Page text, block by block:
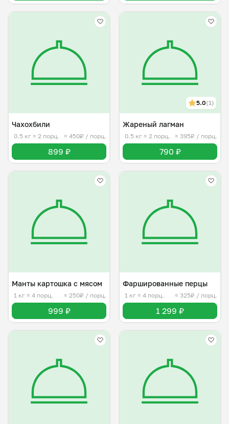
Чахохбили
0.5 кг ≈ 2 порц. ≈ 450₽ / порц.
899 ₽
5.0(1)
Жареный лагман
0.5 кг ≈ 2 порц. ≈ 395₽ / порц.
790 ₽
Манты картошка с мясом
1 кг ≈ 4 порц. ≈ 250₽ / порц.
999 ₽
Фаршированные перцы
1 кг ≈ 4 порц. ≈ 325₽ / порц.
1 299 ₽